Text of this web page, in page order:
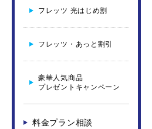
フレッツ 光はじめ割
フレッツ・あっと割引
豪華人気商品
プレゼントキャンペーン
料金プラン相談